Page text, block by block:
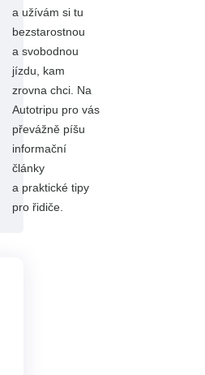
a užívám si tu
bezstarostnou
a svobodnou
jízdu, kam
zrovna chci. Na
Autotripu pro vás
převážně píšu
informační
články
a praktické tipy
pro řidiče.